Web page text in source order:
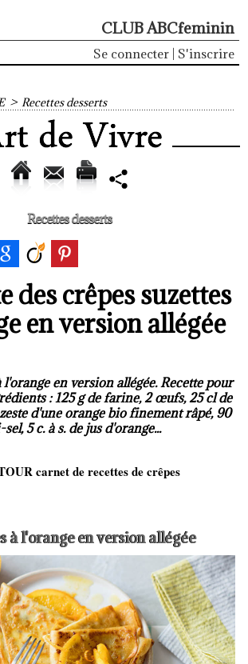
CLUB ABCfeminin
Se connecter S'inscrire
> Recettes desserts
Recettes desserts
des crêpes suzettes
en version allégée
l'orange en version allégée. Recette pour
: 125 g de farine, 2 œufs, 25 cl de
d'une orange bio finement râpé, 90
5 c. à s. de jus d'orange...
carnet de recettes de crêpes
à l'orange en version allégée